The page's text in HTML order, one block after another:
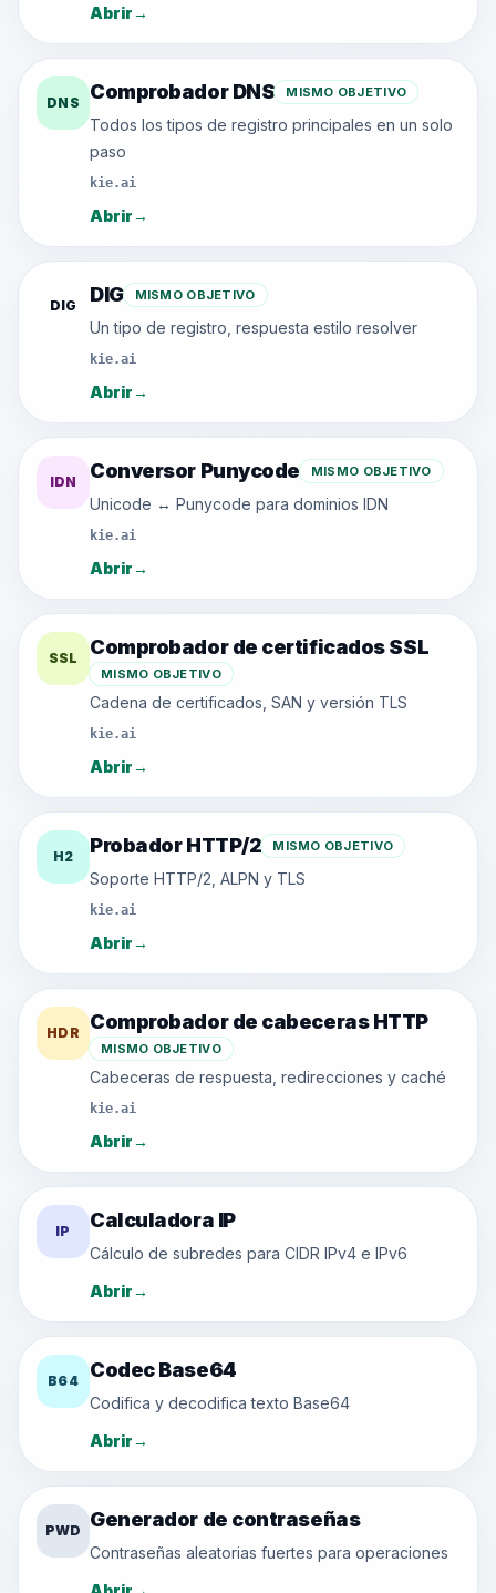
Abrir→
DNS Comprobador DNS MISMO OBJETIVO
Todos los tipos de registro principales en un solo
paso
kie.ai
Abrir→
DIG DIG MISMO OBJETIVO
Un tipo de registro, respuesta estilo resolver
kie.ai
Abrir→
IDN Conversor Punycode MISMO OBJETIVO
Unicode ↔ Punycode para dominios IDN
kie.ai
Abrir→
SSL Comprobador de certificados SSL
MISMO OBJETIVO
Cadena de certificados, SAN y versión TLS
kie.ai
Abrir→
H2 Probador HTTP/2 MISMO OBJETIVO
Soporte HTTP/2, ALPN y TLS
kie.ai
Abrir→
HDR Comprobador de cabeceras HTTP
MISMO OBJETIVO
Cabeceras de respuesta, redirecciones y caché
kie.ai
Abrir→
IP Calculadora IP
Cálculo de subredes para CIDR IPv4 e IPv6
Abrir→
B64 Codec Base64
Codifica y decodifica texto Base64
Abrir→
PWD Generador de contraseñas
Contraseñas aleatorias fuertes para operaciones